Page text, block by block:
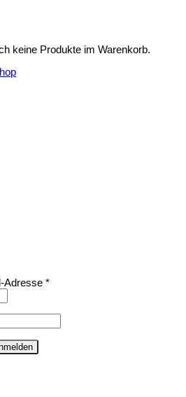
keine Produkte im Warenkorb.
Adresse *Erforderlich